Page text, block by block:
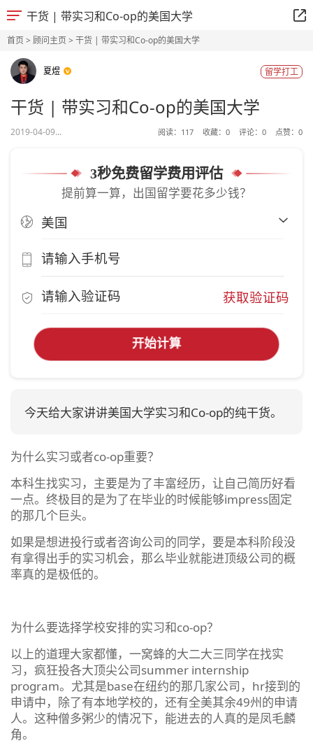
干货 | 带实习和Co-op的美国大学
首页> 顾问主页> 干货 | 带实习和Co-op的美国大学
夏煜 留学打工
干货 | 带实习和Co-op的美国大学
2019-04-09... 阅读： 117 收藏： 0 评论： 0 点赞： 0
3秒免费留学费用评估
提前算一算，出国留学要花多少钱？
获取验证码
开始计算
今天给大家讲讲美国大学实习和Co-op的纯干货。
为什么实习或者co-op重要？
本科生找实习，主要是为了丰富经历，让自己简历好看
一点。终极目的是为了在毕业的时候能够impress固定
的那几个巨头。
如果是想进投行或者咨询公司的同学，要是本科阶段没
有拿得出手的实习机会，那么毕业就能进顶级公司的概
率真的是极低的。
为什么要选择学校安排的实习和co-op？
以上的道理大家都懂，一窝蜂的大二大三同学在找实
习，疯狂投各大顶尖公司summer internship
program。尤其是base在纽约的那几家公司，hr接到的
申请中，除了有本地学校的，还有全美其余49州的申请
人。这种僧多粥少的情况下，能进去的人真的是凤毛麟
角。